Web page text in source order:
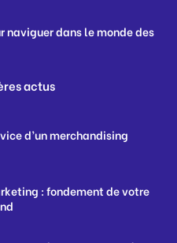
naviguer dans le monde des
actus
d’un merchandising
: fondement de votre